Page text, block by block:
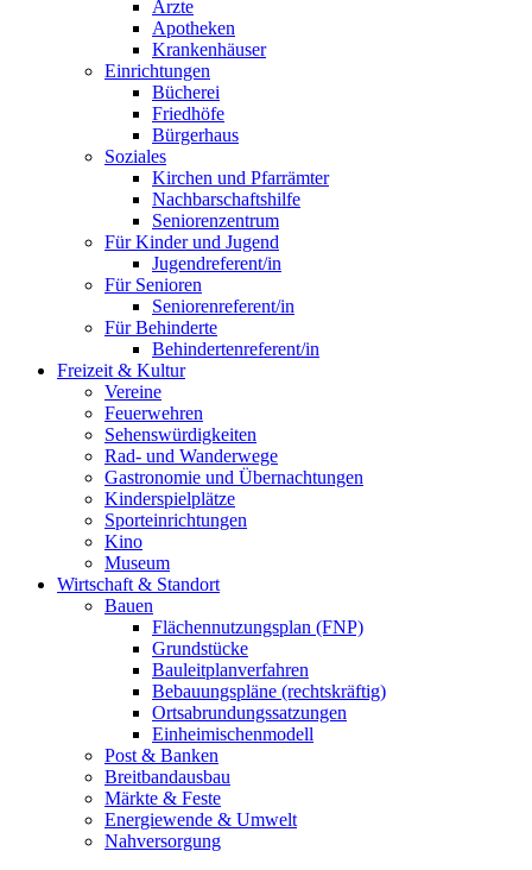
Ärzte
Apotheken
Krankenhäuser
Einrichtungen
Bücherei
Friedhöfe
Bürgerhaus
Soziales
Kirchen und Pfarrämter
Nachbarschaftshilfe
Seniorenzentrum
Für Kinder und Jugend
Jugendreferent/in
Für Senioren
Seniorenreferent/in
Für Behinderte
Behindertenreferent/in
Freizeit & Kultur
Vereine
Feuerwehren
Sehenswürdigkeiten
Rad- und Wanderwege
Gastronomie und Übernachtungen
Kinderspielplätze
Sporteinrichtungen
Kino
Museum
Wirtschaft & Standort
Bauen
Flächennutzungsplan (FNP)
Grundstücke
Bauleitplanverfahren
Bebauungspläne (rechtskräftig)
Ortsabrundungssatzungen
Einheimischenmodell
Post & Banken
Breitbandausbau
Märkte & Feste
Energiewende & Umwelt
Nahversorgung